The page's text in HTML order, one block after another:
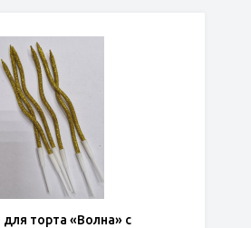
торта «Волна» с